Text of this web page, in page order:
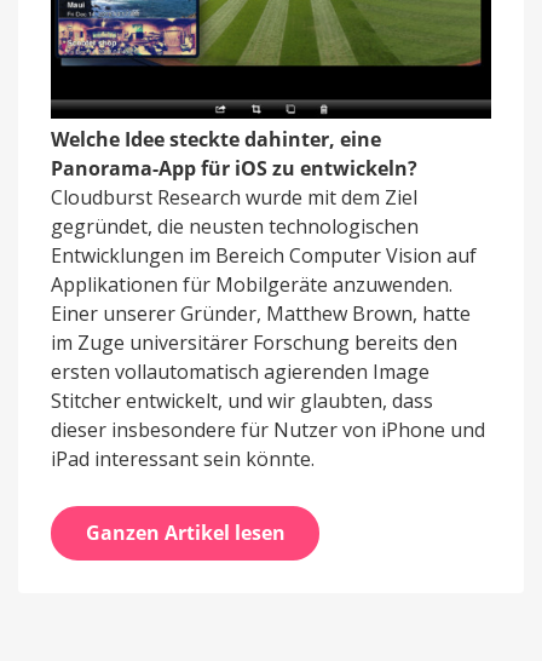
Welche Idee steckte dahinter, eine
Panorama-App für iOS zu entwickeln?
Cloudburst Research wurde mit dem Ziel
gegründet, die neusten technologischen
Entwicklungen im Bereich Computer Vision auf
Applikationen für Mobilgeräte anzuwenden.
Einer unserer Gründer, Matthew Brown, hatte
im Zuge universitärer Forschung bereits den
ersten vollautomatisch agierenden Image
Stitcher entwickelt, und wir glaubten, dass
dieser insbesondere für Nutzer von iPhone und
iPad interessant sein könnte.
Ganzen Artikel lesen